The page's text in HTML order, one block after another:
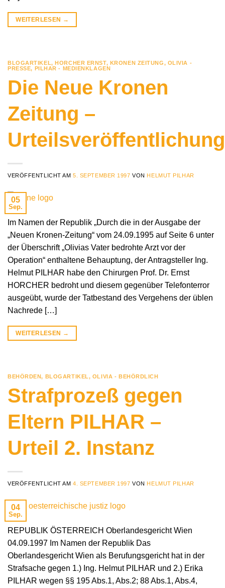
WEITERLESEN →
BLOGARTIKEL,HORCHER ERNST, KRONEN ZEITUNG, OLIVIA -
PRESSE, PILHAR - MEDIENKLAGEN
Die Neue Kronen
Zeitung –
Urteilsveröffentlichung
VERÖFFENTLICHT AM5. SEPTEMBER 1997 VON HELMUT PILHAR
05
Sep.
Im Namen der Republik „Durch die in der Ausgabe der
„Neuen Kronen-Zeitung“ vom 24.09.1995 auf Seite 6 unter
der Überschrift „Olivias Vater bedrohte Arzt vor der
Operation“ enthaltene Behauptung, der Antragsteller Ing.
Helmut PILHAR habe den Chirurgen Prof. Dr. Ernst
HORCHER bedroht und diesem gegenüber Telefonterror
ausgeübt, wurde der Tatbestand des Vergehens der üblen
Nachrede […]
WEITERLESEN →
BEHÖRDEN, BLOGARTIKEL, OLIVIA - BEHÖRDLICH
Strafprozeß gegen
Eltern PILHAR –
Urteil 2. Instanz
VERÖFFENTLICHT AM4. SEPTEMBER 1997 VON HELMUT PILHAR
04
Sep.
REPUBLIK ÖSTERREICH Oberlandesgericht Wien
04.09.1997 Im Namen der Republik Das
Oberlandesgericht Wien als Berufungsgericht hat in der
Strafsache gegen 1.) Ing. Helmut PILHAR und 2.) Erika
PILHAR wegen §§ 195 Abs.1, Abs.2; 88 Abs.1, Abs.4,